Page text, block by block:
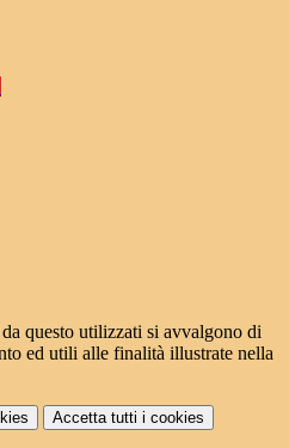
questo utilizzati si avvalgono di
ed utili alle finalità illustrate nella
Accetta tutti i cookies